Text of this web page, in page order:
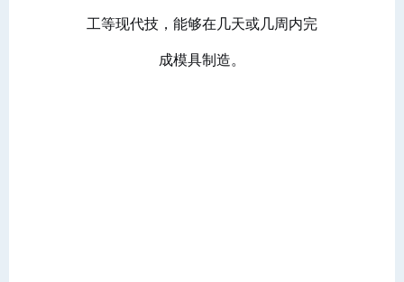
工等现代技，能够在几天或几周内完
成模具制造。